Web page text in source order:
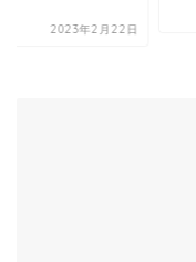
2023年2月22日